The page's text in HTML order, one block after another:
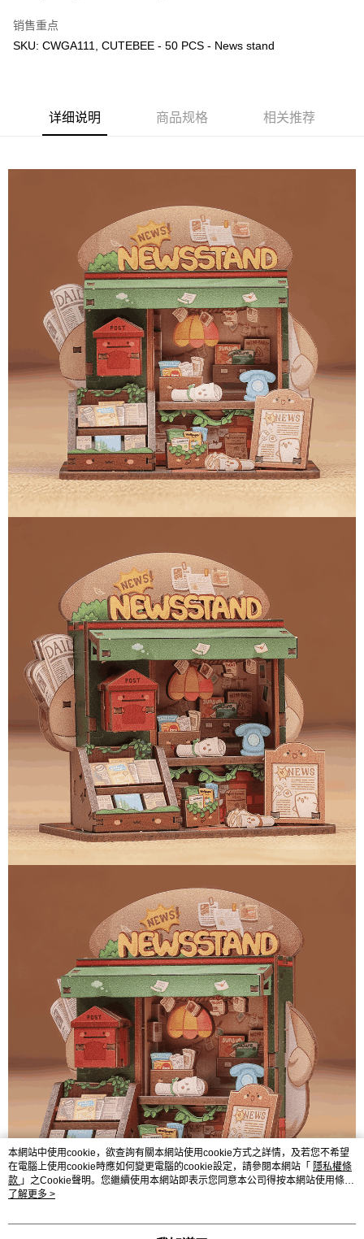
销售重点
SKU: CWGA111, CUTEBEE - 50 PCS - News stand
详细说明 商品规格 相关推荐
本網站中使用cookie，欲查詢有關本網站使用cookie方式之詳情，及若您不希望
在電腦上使用cookie時應如何變更電腦的cookie設定，請參閱本網站「 隱私權條
款 」之Cookie聲明。您繼續使用本網站即表示您同意本公司得按本網站使用條款
之Cookie聲明使用cookie。
了解更多 >